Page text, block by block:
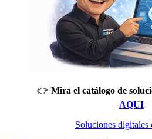
👉 Mira el catálogo de
AQUI
Soluciones digitales